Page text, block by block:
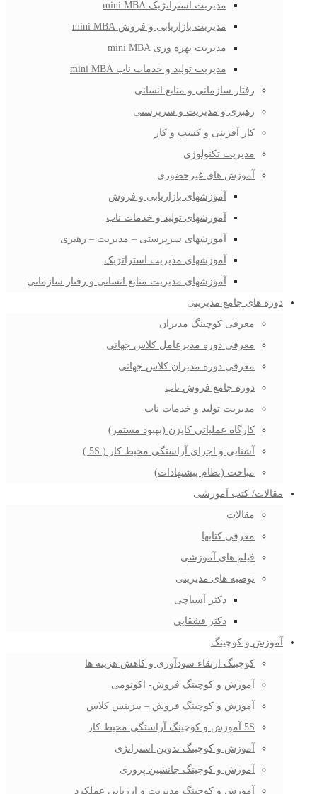
مدیریت استراتژیک mini MBA
مدیریت بازاریابی و فروش mini MBA
مدیریت بهره وری mini MBA
مدیریت تولید و خدمات ناب mini MBA
رفتار سازمانی و منابع انسانی
رهبری و مدیریت و سرپرستی
کار آفرینی و کسب و کار
مدیریت تکنولوژی
آموزش های غیرحضوری
آموزشهای بازاریابی و فروش
آموزشهای تولید و خدمات ناب
آموزشهای سرپرستی – مدیریت – رهبری
آموزشهای مدیریت استراتژیک
آموزشهای مدیریت منابع انسانی و رفتار سازمانی
دوره های جامع مدیریتی
معرفی کوچینگ مدیران
معرفی دوره مدیرعامل کلاس جهانی
معرفی دوره مدیران کلاس جهانی
دوره جامع فروش ناب
مدیریت تولید و خدمات ناب
کارگاه عملیاتی کایزن (بهبود مستمر)
آشنایی و اجرای آراستگی محیط کار ( 5S )
مباحث (نظام پیشنهادات)
مقالات/ کتب آموزشی
مقالات
معرفی کتابها
فیلم های آموزشی
توصیه های مدیریتی
دکتر آسیاچی
دکتر قشقایی
آموزش و کوچینگ
کوچینگ ارتقاء سودآوری و کاهش هزینه ها
آموزش و کوچینگ فروش- اکونومی
آموزش و کوچینگ فروش – بیزینس کلاس
5S آموزش و کوچینگ آراستگی محیط کار
آموزش و کوچینگ تدوین استراتژی
آموزش و کوچینگ جانشین پروری
آموزش و کوچینگ مدیریت و ارزیابی عملکرد